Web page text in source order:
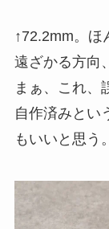
↑72.2mm。ほ
遠ざかる方向
まぁ、これ、
自作済みとい
もいいと思う。